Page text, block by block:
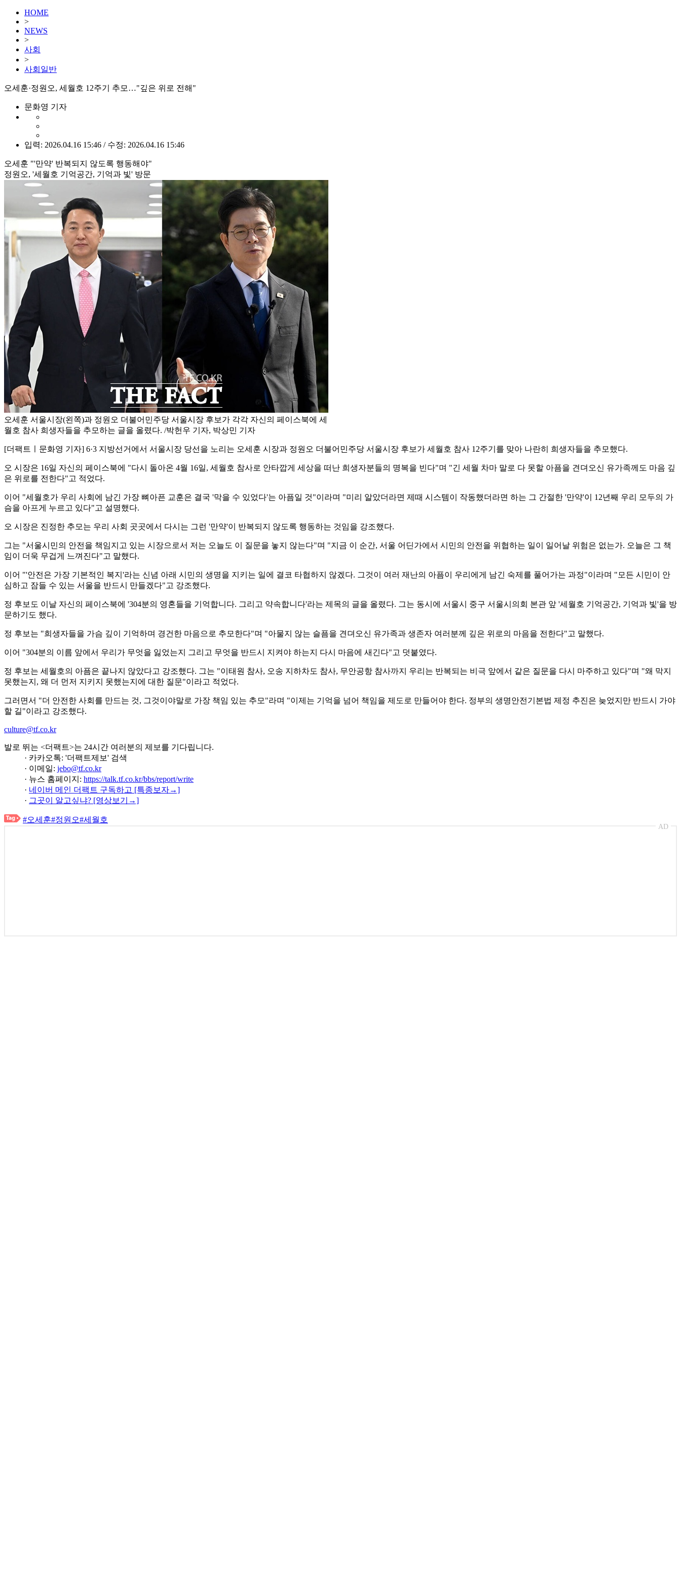
HOME
>
NEWS
>
사회
>
사회일반
오세훈·정원오, 세월호 12주기 추모…"깊은 위로 전해"
문화영 기자
입력: 2026.04.16 15:46 / 수정: 2026.04.16 15:46
오세훈 "'만약' 반복되지 않도록 행동해야"
정원오, '세월호 기억공간, 기억과 빛' 방문
오세훈 서울시장(왼쪽)과 정원오 더불어민주당 서울시장 후보가 각각 자신의 페이스북에 세
월호 참사 희생자들을 추모하는 글을 올렸다. /박헌우 기자, 박상민 기자
[더팩트ㅣ문화영 기자] 6·3 지방선거에서 서울시장 당선을 노리는 오세훈 시장과 정원오 더불어민주당 서울시장 후보가 세월호 참사 12주기를 맞아 나란히 희생자들을 추모했다.
오 시장은 16일 자신의 페이스북에 "다시 돌아온 4월 16일, 세월호 참사로 안타깝게 세상을 떠난 희생자분들의 명복을 빈다"며 "긴 세월 차마 말로 다 못할 아픔을 견뎌오신 유가족께도 마음 깊
은 위로를 전한다"고 적었다.
이어 "세월호가 우리 사회에 남긴 가장 뼈아픈 교훈은 결국 '막을 수 있었다'는 아픔일 것"이라며 "미리 알았더라면 제때 시스템이 작동했더라면 하는 그 간절한 '만약'이 12년째 우리 모두의 가
슴을 아프게 누르고 있다"고 설명했다.
오 시장은 진정한 추모는 우리 사회 곳곳에서 다시는 그런 '만약'이 반복되지 않도록 행동하는 것임을 강조했다.
그는 "서울시민의 안전을 책임지고 있는 시장으로서 저는 오늘도 이 질문을 놓지 않는다"며 "지금 이 순간, 서울 어딘가에서 시민의 안전을 위협하는 일이 일어날 위험은 없는가. 오늘은 그 책
임이 더욱 무겁게 느껴진다"고 말했다.
이어 "'안전은 가장 기본적인 복지'라는 신념 아래 시민의 생명을 지키는 일에 결코 타협하지 않겠다. 그것이 여러 재난의 아픔이 우리에게 남긴 숙제를 풀어가는 과정"이라며 "모든 시민이 안
심하고 잠들 수 있는 서울을 반드시 만들겠다"고 강조했다.
정 후보도 이날 자신의 페이스북에 '304분의 영혼들을 기억합니다. 그리고 약속합니다'라는 제목의 글을 올렸다. 그는 동시에 서울시 중구 서울시의회 본관 앞 '세월호 기억공간, 기억과 빛'을 방
문하기도 했다.
정 후보는 "희생자들을 가슴 깊이 기억하며 경건한 마음으로 추모한다"며 "아물지 않는 슬픔을 견뎌오신 유가족과 생존자 여러분께 깊은 위로의 마음을 전한다"고 말했다.
이어 "304분의 이름 앞에서 우리가 무엇을 잃었는지 그리고 무엇을 반드시 지켜야 하는지 다시 마음에 새긴다"고 덧붙였다.
정 후보는 세월호의 아픔은 끝나지 않았다고 강조했다. 그는 "이태원 참사, 오송 지하차도 참사, 무안공항 참사까지 우리는 반복되는 비극 앞에서 같은 질문을 다시 마주하고 있다"며 "왜 막지
못했는지, 왜 더 먼저 지키지 못했는지에 대한 질문"이라고 적었다.
그러면서 "더 안전한 사회를 만드는 것, 그것이야말로 가장 책임 있는 추모"라며 "이제는 기억을 넘어 책임을 제도로 만들어야 한다. 정부의 생명안전기본법 제정 추진은 늦었지만 반드시 가야
할 길"이라고 강조했다.
culture@tf.co.kr
발로 뛰는 <더팩트>는 24시간 여러분의 제보를 기다립니다.
· 카카오톡: '더팩트제보' 검색
· 이메일: jebo@tf.co.kr
· 뉴스 홈페이지: https://talk.tf.co.kr/bbs/report/write
· 네이버 메인 더팩트 구독하고 [특종보자→]
· 그곳이 알고싶냐? [영상보기→]
#오세훈#정원오#세월호
AD